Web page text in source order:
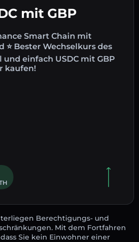
mit GBP
Smart Chain mit
⭐ Bester Wechselkurs des
und einfach USDC mit GBP
kaufen!
Berechtigungs- und
Mit dem Fortfahren
Sie kein Einwohner einer